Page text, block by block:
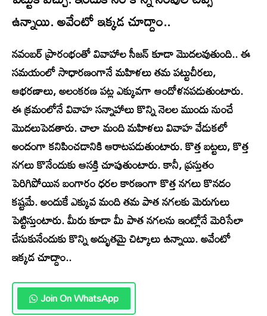
ఉన్నాయి. అవేంటో ఇక్కడ చూద్దాం..
నవంబర్ ప్రారంభంతో వివాహాల సీజన్ కూడా మొదలవుతుంది.. ఈ
సమయంలో సాధారణంగానే మహిళలు తమ పట్టుచీరలు,
ఆభరణాలు, అలంకరణ పట్ల ఎక్కువగా ఆందోళనపడుతుంటారు.
ఈ క్రమంలోనే వివాహ సన్నాహాలు కొన్ని నెలల ముందు నుంచే
మొదలుపెడతారు. చాలా మంది మహిళలు వివాహ వేడుకలో
అందంగా కనిపించడానికి ఆరాటపడుతుంటారు. కొత్త బట్టలు, కొత్త
నగలు కొనేందుకు ఆసక్తి చూపుతుంటారు. కానీ, ప్రస్తుతం
పెరిగిపోయిన బంగారం ధరల కారణంగా కొత్త నగలు కొనడం
కష్టమే. అందుకే ఎక్కువ మంది తమ పాత నగలకు మెరుగులు
పెట్టిస్తుంటారు. మీరు కూడా మీ పాత నగలను ఇంట్లోనే మెరిసేలా
చేసుకునేందుకు కొన్ని అద్భుతమై చిట్కాలు ఉన్నాయి. అవేంటో
ఇక్కడ చూద్దాం..
Join On WhatsApp